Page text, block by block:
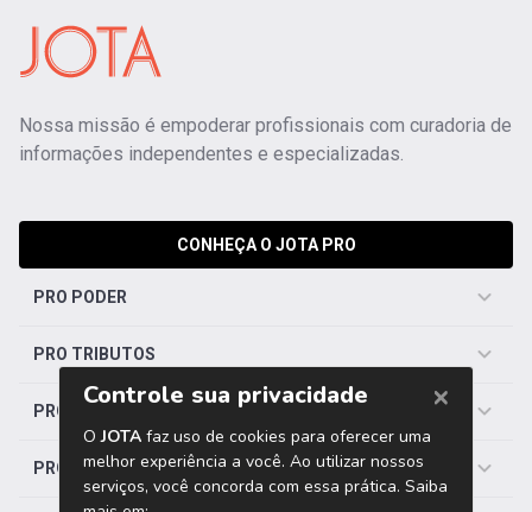
Nossa missão é empoderar profissionais com curadoria de
informações independentes e especializadas.
CONHEÇA O JOTA PRO
PRO PODER
PRO TRIBUTOS
PRO TRABALHISTA
PRO SAÚDE